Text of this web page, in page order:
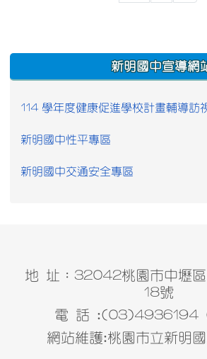
:::
新明國中宣導網
114 學年度健康促進學校計畫輔導訪
新明國中性平專區
新明國中交通安全專區
地 址：32042桃園市中壢
18號
電 話 :(03)4936194
網站維護:桃園市立新明